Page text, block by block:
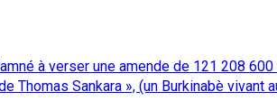
à verser une amende de 121 208 600
Thomas Sankara », (un Burkinabè vivant